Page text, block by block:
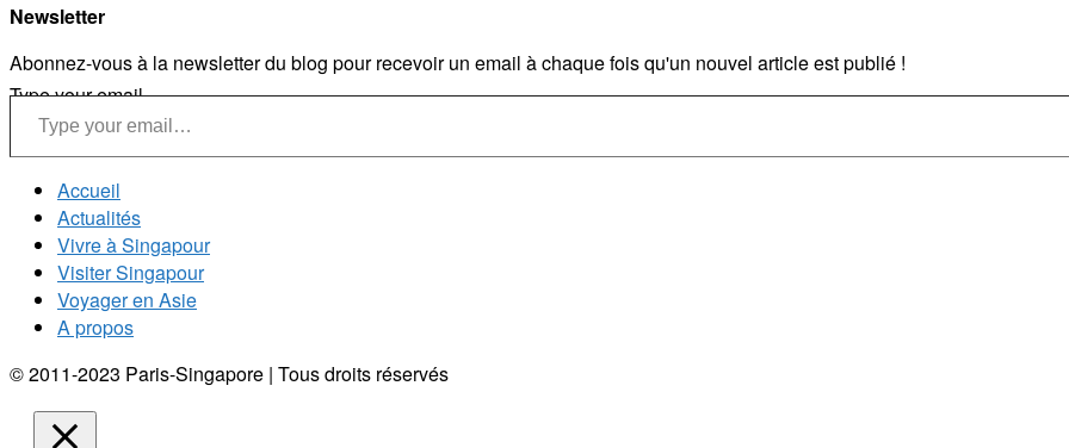
Newsletter
Abonnez-vous à la newsletter du blog pour recevoir un email à chaque fois qu'un nouvel article est publié !
Type your email…
Accueil
Actualités
Vivre à Singapour
Visiter Singapour
Voyager en Asie
A propos
© 2011-2023 Paris-Singapore | Tous droits réservés